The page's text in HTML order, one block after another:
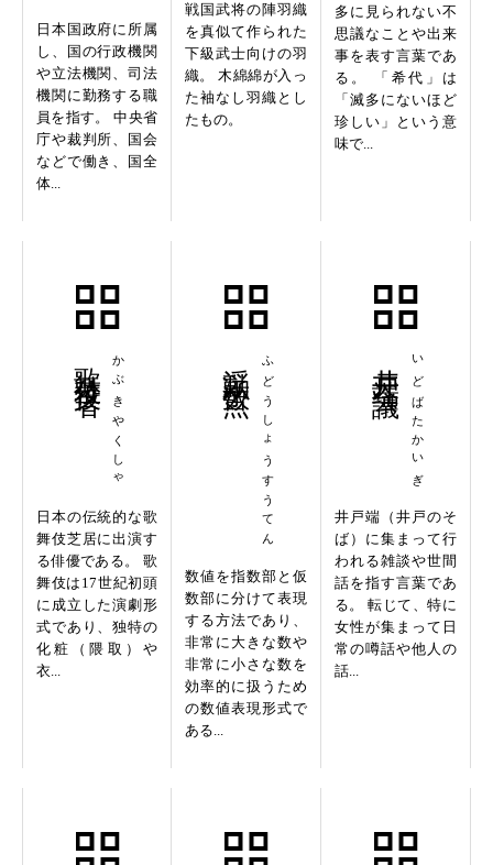
日本国政府に所属
し、国の行政機関
や立法機関、司法
機関に勤務する職
員を指す。 中央省
庁や裁判所、国会
などで働き、国全
体...
戦国武将の陣羽織
を真似て作られた
下級武士向けの羽
織。 木綿綿が入っ
た袖なし羽織とし
たもの。
多に見られない不
思議なことや出来
事を表す言葉であ
る。 「希代」は
「滅多にないほど
珍しい」という意
味で...
かぶきやくしゃ
歌舞伎役者
日本の伝統的な歌
舞伎芝居に出演す
る俳優である。 歌
舞伎は17世紀初頭
に成立した演劇形
式であり、独特の
化粧（隈取）や
衣...
ふどうしょうすうてん
数値を指数部と仮
数部に分けて表現
する方法であり、
非常に大きな数や
非常に小さな数を
効率的に扱うため
の数値表現形式で
ある...
いどばたかいぎ
井戸端（井戸のそ
ば）に集まって行
われる雑談や世間
話を指す言葉であ
る。 転じて、特に
女性が集まって日
常の噂話や他人の
話...